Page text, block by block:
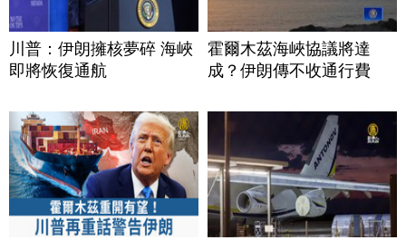
川普：伊朗擁核夢碎 海峽
即將恢復通航
霍爾木茲海峽協議將達
成？伊朗傳不收通行費